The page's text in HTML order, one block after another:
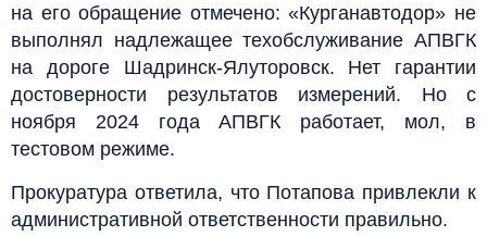
на его обращение отмечено: «Курганавтодор» не
выполнял надлежащее техобслуживание АПВГК
на дороге Шадринск-Ялуторовск. Нет гарантии
достоверности результатов измерений. Но с
ноября 2024 года АПВГК работает, мол, в
тестовом режиме.
Прокуратура ответила, что Потапова привлекли к
административной ответственности правильно.